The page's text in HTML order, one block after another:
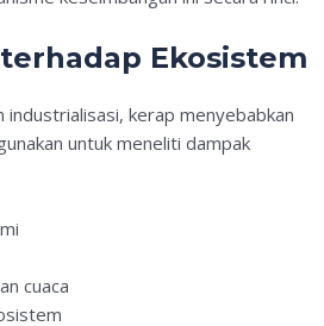
Ekosistem
kerap menyebabkan
untuk meneliti dampak
cuaca